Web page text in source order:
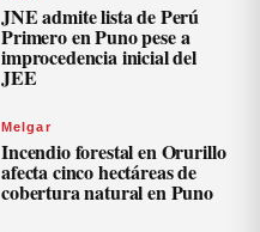
JNE admite lista de Perú
Primero en Puno pese a
improcedencia inicial del
JEE
Melgar
Incendio forestal en Orurillo
afecta cinco hectáreas de
cobertura natural en Puno